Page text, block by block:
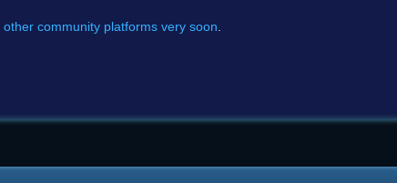
other community platforms very soon